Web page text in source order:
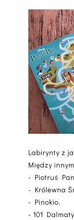
Labirynty z
Między
- Piotruś
- Królewna
- Pinokio,
- 101